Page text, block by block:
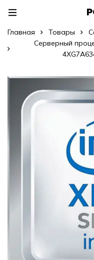
Главная Товары
Серверный